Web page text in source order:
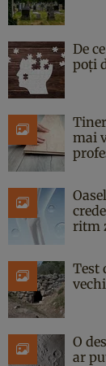
De
poți
mai
ritm
Test
O
ar